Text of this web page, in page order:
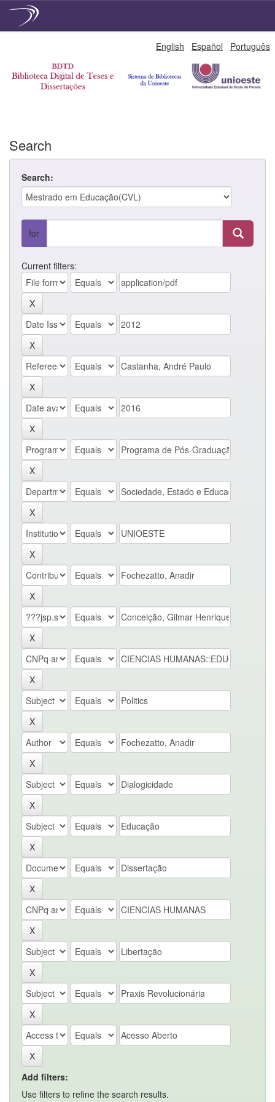
English Español Português
Search
Search:
for
Current filters:
Add filters:
Use filters to refine the search results.